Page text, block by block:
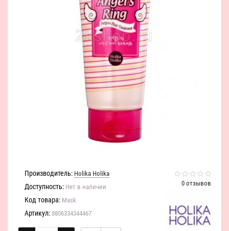
0 отзывов
Производитель: Holika Holika
Доступность: Нет в наличии
Код товара: Mask
Артикул: 8806334344467